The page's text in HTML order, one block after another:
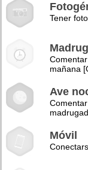
Tener
mañana
Ave
Móvil